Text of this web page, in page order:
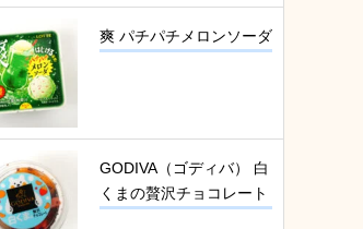
爽 パチパチメロンソーダ
GODIVA（ゴディバ） 白
くまの贅沢チョコレート